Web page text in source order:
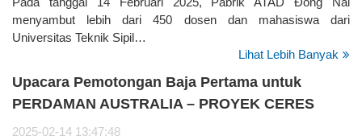
menyambut lebih dari 450 dosen dan mahasiswa dari
Universitas Teknik Sipil…
Lihat Lebih Banyak
Upacara Pemotongan Baja Pertama untuk
PERDAMAN AUSTRALIA – PROYEK CERES
2025-02-14 13:47:48